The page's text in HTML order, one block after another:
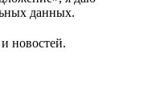
данных.
новостей.